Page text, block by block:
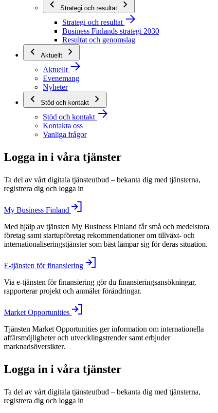
Strategi och resultat
Strategi och resultat
Business Finlands strategi 2030
Resultat och genomslag
Aktuellt
Aktuellt
Evenemang
Nyheter
Stöd och kontakt
Stöd och kontakt
Kontakta oss
Vanliga frågor
Logga in i våra tjänster
Ta del av vårt digitala tjänsteutbud – bekanta dig med tjänsterna,
registrera dig och logga in
My Business Finland
Med hjälp av tjänsten My Business Finland får små och medelstora
företag samt startupföretag rekommendationer om tillväxt- och
internationaliseringstjänster som bäst lämpar sig för deras situation.
E-tjänsten för finansiering
Via e-tjänsten för finansiering gör du finansieringsansökningar,
rapporterar projekt och anmäler förändringar.
Market Opportunities
Tjänsten Market Opportunities ger information om internationella
affärsmöjligheter och utvecklingstrender samt erbjuder
marknadsöversikter.
Logga in i våra tjänster
Ta del av vårt digitala tjänsteutbud – bekanta dig med tjänsterna,
registrera dig och logga in